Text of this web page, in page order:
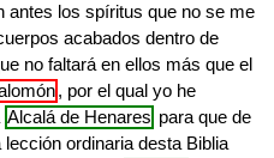
antes los spíritus que no se me
acabados dentro de
no faltará en ellos más que el
, por el qual yo he
Alcalá de Henares para que de
ordinaria desta Biblia